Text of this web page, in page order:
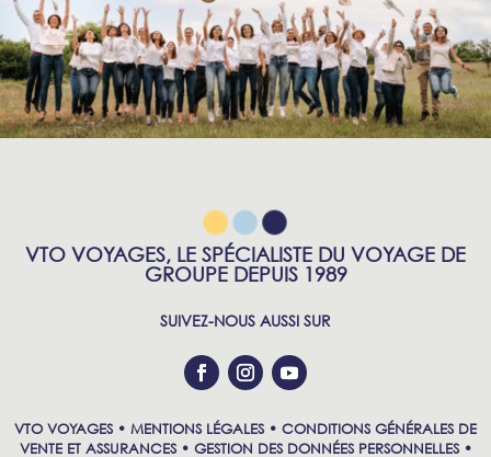
VTO VOYAGES, LE SPÉCIALISTE DU VOYAGE DE
GROUPE DEPUIS 1989
SUIVEZ-NOUS AUSSI SUR
VTO VOYAGES • MENTIONS LÉGALES• CONDITIONS GÉNÉRALES DE
VENTE ET ASSURANCES• GESTION DES DONNÉES PERSONNELLES•